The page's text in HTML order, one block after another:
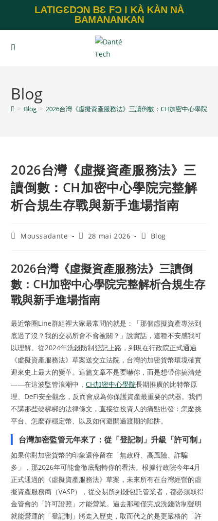
LATIGƐDƆN BƐ FƆ I KÀ KÀN NÀ
BAMANANKAN
Blog
> Blog > 2026台灣《虛擬資產服務法》三讀倒數：CH加密中心學院完
2026台灣《虛擬資產服務法》三
讀倒數：CH加密中心學院完整解
析合規生存戰與新手進場指南
Moussadante 28 mai 2026 Blog
2026台灣《虛擬資產服務法》三讀倒
數：CH加密中心學院完整解析合規生存
戰與新手進場指南
最近幣圈Line群組裡大家最常問的就是：「那個虛擬資產專法到
底過了沒？我的交易所會不會被關？」說實話，這種不安感我可
以理解。從2024年洗錢防制登記上路，到現在行政院正式通過
《虛擬資產服務法》草案送交立法院，台灣的加密貨幣環境確實
迎來史上最大的變革。這篇文章不是要嚇你，而是想帶你搞清楚
——在這波監管浪潮中，CH加密中心學院長期推廣的比特幣原
理、DeFi安全觀念，反而會成為你保護資產最重要的武器。我們
不講那些硬梆梆的法律條文，直接從投資人的痛點出發：怎麼挑
平台、怎麼存穩定幣、以及如何避開過渡期的陷阱。
台灣加密監管元年來了：從「登記制」升級「許可制」
如果你對加密貨幣的印象還停留在「無政府、高風險、詐騙
多」，那2026年可能會徹底翻轉你的看法。根據行政院今年4月
正式通過的《虛擬資產服務法》草案，未來所有在台灣經營的虛
擬資產服務商（VASP），從交易所到錢包託管業者，都必須取得
金管會的「許可證照」才能營業。過去那種僅完成洗錢防制聲明
就能營運的「登記制」將走入歷史，取而代之的是更嚴格的「許